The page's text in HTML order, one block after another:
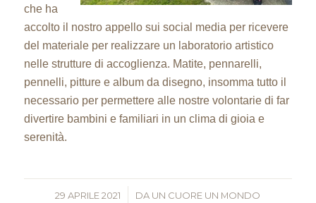
che ha
accolto il nostro appello sui social media per ricevere
del materiale per realizzare un laboratorio artistico
nelle strutture di accoglienza. Matite, pennarelli,
pennelli, pitture e album da disegno, insomma tutto il
necessario per permettere alle nostre volontarie di far
divertire bambini e familiari in un clima di gioia e
serenità.
29 APRILE 2021
/ DA UN CUORE UN MONDO